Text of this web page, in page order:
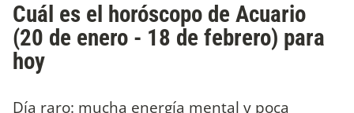
Cuál es el horóscopo de Acuario
(20 de enero - 18 de febrero) para
hoy
Día raro: mucha energía mental y poca